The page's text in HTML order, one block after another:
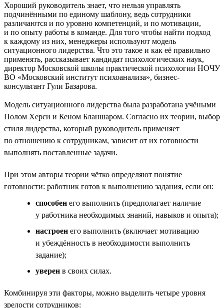
Хороший руководитель знает, что нельзя управлять
подчинёнными по единому шаблону, ведь сотрудники
различаются и по уровню компетенций, и по мотивации,
и по опыту работы в команде. Для того чтобы найти подход
к каждому из них, менеджеры используют модель
ситуационного лидерства. Что это такое и как её правильно
применять, рассказывает кандидат психологических наук,
директор Московской школы практической психологии НОЧУ
ВО «Московский институт психоанализа», бизнес-
консультант Гули Базарова.
Модель ситуационного лидерства была разработана учёными
Полом Херси и Кеном Бланшаром. Согласно их теории, выбор
стиля лидерства, который руководитель применяет
по отношению к сотрудникам, зависит от их готовности
выполнять поставленные задачи.
При этом авторы теории чётко определяют понятие
готовности: работник готов к выполнению задания, если он:
способен его выполнить (предполагает наличие
у работника необ­ходимых знаний, навыков и опыта);
настроен его выполнить (включает мотивацию
и убеждённость в необхо­димости выполнить
задание);
уверен в своих силах.
Комбинируя эти факторы, можно выделить четыре уровня
зрелости сотрудников: